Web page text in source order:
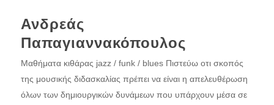
Ανδρεάς
Παπαγιαννακόπουλος
Μαθήματα κιθάρας jazz / funk / blues Πιστεύω οτι σκοπός
της μουσικής διδασκαλίας πρέπει να είναι η απελευθέρωση
όλων των δημιουργικών δυνάμεων που υπάρχουν μέσα σε